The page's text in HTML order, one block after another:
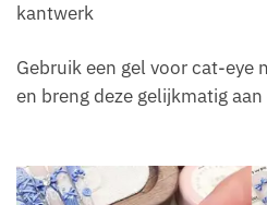
kantwerk
Gebruik een gel voor cat-eye
en breng deze gelijkmatig